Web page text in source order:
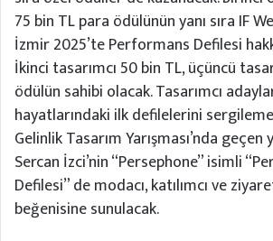
75 bin TL para ödülünün yanı sıra IF
İzmir 2025’te Performans Defilesi
İkinci tasarımcı 50 bin TL, üçüncü
ödülün sahibi olacak. Tasarımcı
hayatlarındaki ilk defilelerini
Gelinlik Tasarım Yarışması’nda geçen
Sercan İzci’nin “Persephone” isimli
Defilesi” de modacı, katılımcı ve
beğenisine sunulacak.